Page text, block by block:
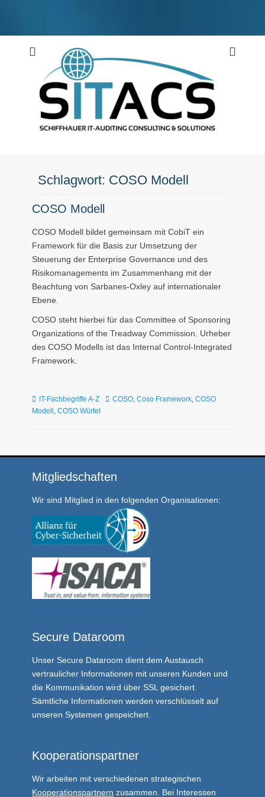
SITACS
Schiffhauer IT-Auditing Consulting & Solutions
Schlagwort: COSO Modell
COSO Modell
COSO Modell bildet gemeinsam mit CobiT ein
Framework für die Basis zur Umsetzung der
Steuerung der Enterprise Governance und des
Risikomanagements im Zusammenhang mit der
Beachtung von Sarbanes-Oxley auf internationaler
Ebene.
COSO steht hierbei für das Committee of Sponsoring
Organizations of the Treadway Commission. Urheber
des COSO Modells ist das Internal Control-Integrated
Framework.
Kategorien
IT-Fachbegriffe A-Z TagsCOSO, Coso Framework, COSO
Modell , COSO Würfel
Mitgliedschaften
Wir sind Mitglied in den folgenden Organisationen:
Secure Dataroom
Unser Secure Dataroom dient dem Austausch
vertraulicher Informationen mit unseren Kunden und
die Kommunikation wird über SSL gesichert.
Sämtliche Informationen werden verschlüsselt auf
unseren Systemen gespeichert.
Kooperationspartner
Wir arbeiten mit verschiedenen strategischen
Kooperationspartnern zusammen. Bei Interessen